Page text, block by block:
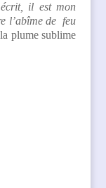
il est mon
l’abîme de feu
plume sublime